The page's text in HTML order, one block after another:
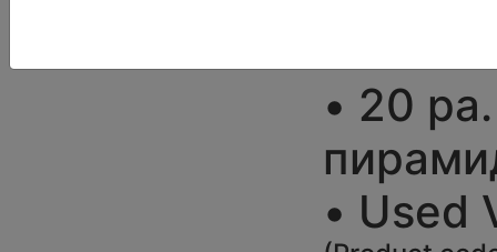
• 20
• Used